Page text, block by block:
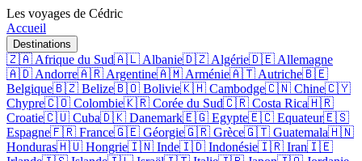
Les voyages de Cédric
Accueil
Destinations
🇿🇦 Afrique du Sud🇦🇱 Albanie🇩🇿 Algérie🇩🇪 Allemagne
🇦🇩 Andorre🇦🇷 Argentine🇦🇲 Arménie🇦🇹 Autriche🇧🇪
Belgique🇧🇿 Belize🇧🇴 Bolivie🇰🇭 Cambodge🇨🇳 Chine🇨🇾
Chypre🇨🇴 Colombie🇰🇷 Corée du Sud🇨🇷 Costa Rica🇭🇷
Croatie🇨🇺 Cuba🇩🇰 Danemark🇪🇬 Egypte🇪🇨 Equateur🇪🇸
Espagne🇫🇷 France🇬🇪 Géorgie🇬🇷 Grèce🇬🇹 Guatemala🇭🇳
Honduras🇭🇺 Hongrie🇮🇳 Inde🇮🇩 Indonésie🇮🇷 Iran🇮🇪